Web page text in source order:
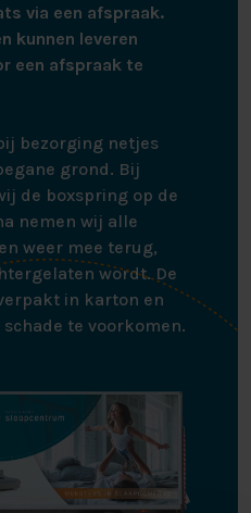
is voorzien van een 5-
met een hoogwaardig
opbergbed beschikt
te beslapen is, door deze
u de levensduur van uw
tot 100 kg.
in de grijze en taupe kleur
foto. Stoffen die u online
van kleur afwijken met
via een afspraak.
kunnen leveren
een afspraak te
bezorging netjes
grond. Bij
de boxspring op de
nemen wij alle
weer mee terug,
wordt. De
in karton en
te voorkomen.